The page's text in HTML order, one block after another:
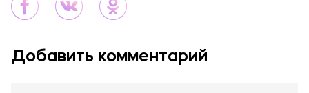
Добавить комментарий